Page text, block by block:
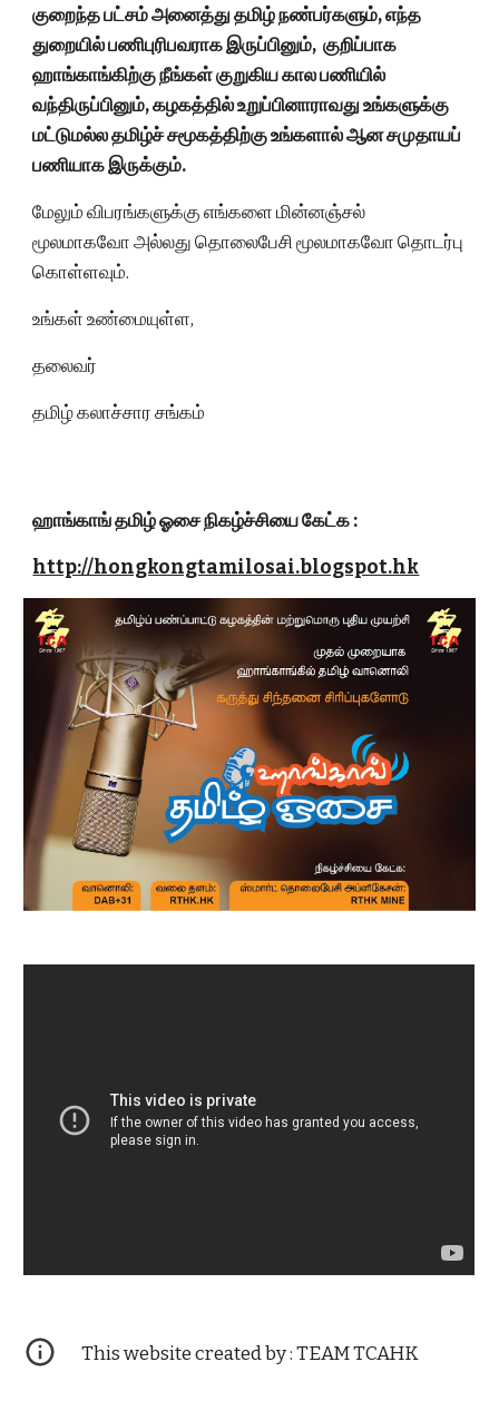
குறைந்த பட்சம் அனைத்து தமிழ் நண்பர்களும், எந்த
துறையில் பணிபுரிபவராக இருப்பினும், குறிப்பாக
ஹாங்காங்கிற்கு நீங்கள் குறுகிய கால பணியில்
வந்திருப்பினும், கழகத்தில் உறுப்பினாராவது உங்களுக்கு
மட்டுமல்ல தமிழ்ச் சமூகத்திற்கு உங்களால் ஆன சமுதாயப்
பணியாக இருக்கும்.
மேலும் விபரங்களுக்கு எங்களை மின்னஞ்சல்
மூலமாகவோ அல்லது தொலைபேசி மூலமாகவோ தொடர்பு
கொள்ளவும்.
உங்கள் உண்மையுள்ள,
தலைவர்
தமிழ் கலாச்சார சங்கம்
ஹாங்காங் தமிழ் ஓசை நிகழ்ச்சியை கேட்க :
http://hongkongtamilosai.blogspot.hk
This website created by : TEAM TCAHK